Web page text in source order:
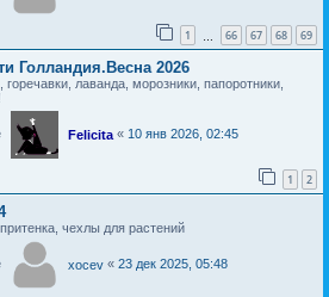
1 66 67 68 69
Голландия.Весна 2026
горечавки, лаванда, морозники, папоротники,
Felicita « 10 янв 2026, 02:45
1 2
чехлы для растений
xocev « 23 дек 2025, 05:48